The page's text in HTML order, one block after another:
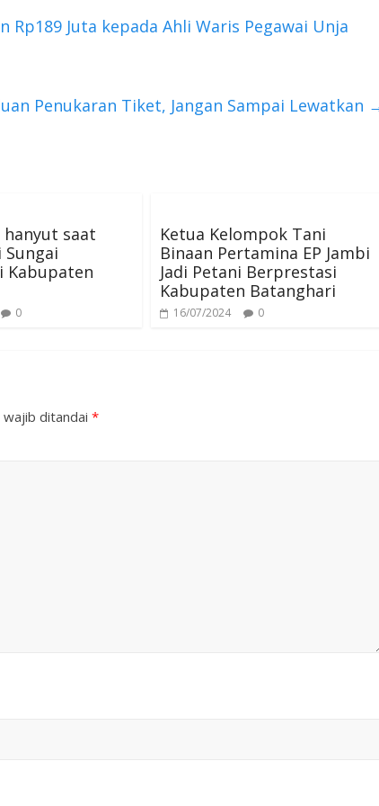
Rp189 Juta kepada Ahli Waris Pegawai Unja
Penukaran Tiket, Jangan Sampai Lewatkan
hanyut saat
Kabupaten
0
Ketua Kelompok Tani
Binaan Pertamina EP Jambi
Jadi Petani Berprestasi
Kabupaten Batanghari
16/07/2024 0
wajib ditandai *